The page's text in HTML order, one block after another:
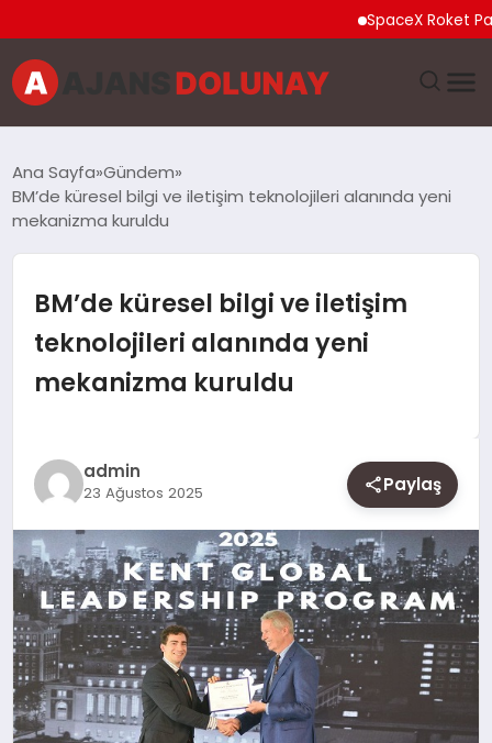
SpaceX Roket Parçası
EĞITIM
GÜNCEL
SAĞLIK
SIYASET
SPOR
YAŞAM
Ana Sayfa Gündem
BM’de küresel bilgi ve iletişim teknolojileri alanında yeni
mekanizma kuruldu
BM’de küresel bilgi ve iletişim
teknolojileri alanında yeni
mekanizma kuruldu
admin
23 Ağustos 2025 Paylaş